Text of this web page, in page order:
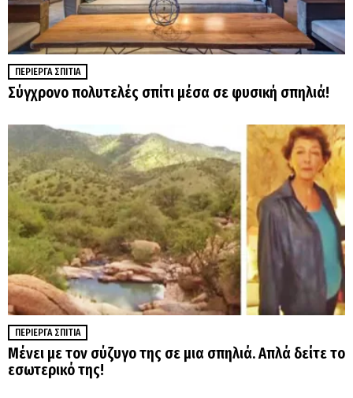
ΠΕΡΊΕΡΓΑ ΣΠΊΤΙΑ
Σύγχρονο πολυτελές σπίτι μέσα σε φυσική σπηλιά!
ΠΕΡΊΕΡΓΑ ΣΠΊΤΙΑ
Μένει με τον σύζυγο της σε μια σπηλιά. Απλά δείτε το
εσωτερικό της!